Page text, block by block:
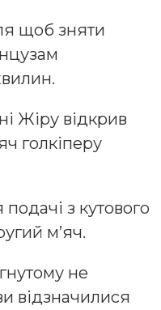
щоб зняти
Жіру відкрив
голкіперу
з кутового
м’яч.
не
відзначилися